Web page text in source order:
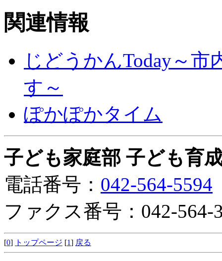
関連情報
じどうかんToday～
す～
ぽかぽかタイム
子ども家庭部 子ども育
電話番号： 042-564-5594
ファクス番号：042-564-
[0] トップページ [1] 戻る